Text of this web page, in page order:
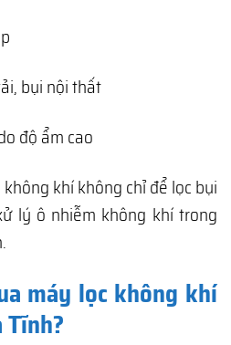
bụi nội thất
độ ẩm cao
khí không chỉ để lọc bụi
lý ô nhiễm không khí trong
máy lọc không khí